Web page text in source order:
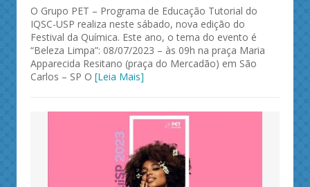
O Grupo PET – Programa de Educação Tutorial do
IQSC-USP realiza neste sábado, nova edição do
Festival da Química. Este ano, o tema do evento é
“Beleza Limpa”: 08/07/2023 – às 09h na praça Maria
Apparecida Resitano (praça do Mercadão) em São
Carlos – SP O [Leia Mais]